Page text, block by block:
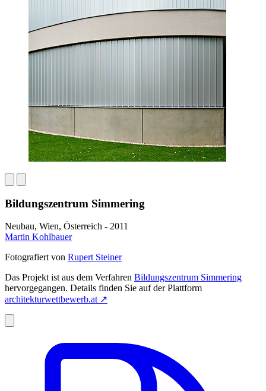
Bildungszentrum Simmering
Neubau, Wien, Österreich - 2011
Martin Kohlbauer
Fotografiert von Rupert Steiner
Das Projekt ist aus dem Verfahren Bildungszentrum Simmering
hervorgegangen. Details finden Sie auf der Plattform
architekturwettbewerb.at ↗